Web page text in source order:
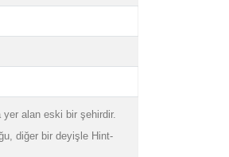
yer alan eski bir şehirdir.
diğer bir deyişle Hint-